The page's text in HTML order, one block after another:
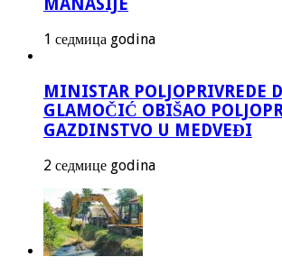
MANASIJE
1 седмица godina
MINISTAR POLJOPRIVREDE
GLAMOČIĆ OBIŠAO
GAZDINSTVO U MEDVEĐI
2 седмице godina